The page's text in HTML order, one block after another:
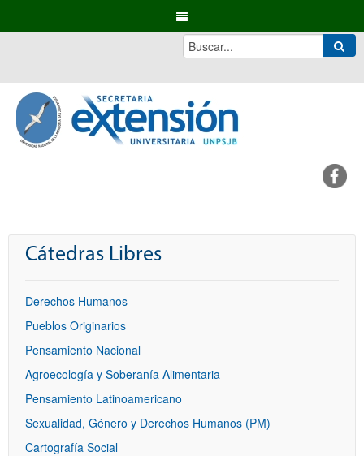
Cátedras Libres
Derechos Humanos
Pueblos Originarios
Pensamiento Nacional
Agroecología y Soberanía Alimentaria
Pensamiento Latinoamericano
Sexualidad, Género y Derechos Humanos (PM)
Cartografía Social